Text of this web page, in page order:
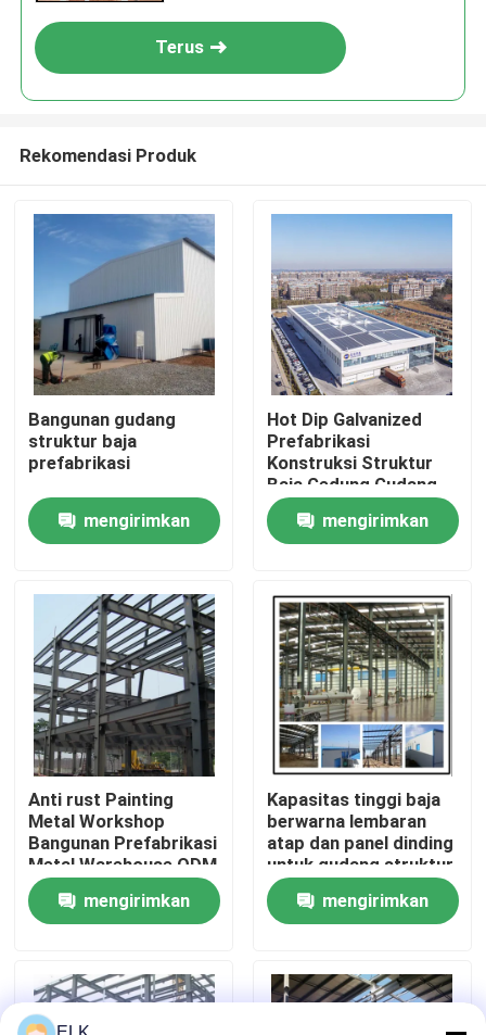
Produk
Tentang Kami
Tur Pabrik
Kontrol Kualitas
Hubungi Kami
Berita
Kasus-kasus
Gudang Struktur Baja
Terus
Rekomendasi Produk
Bangunan gudang
struktur baja
prefabrikasi
mengirimkan
Hot Dip Galvanized
Prefabrikasi
Konstruksi Struktur
Baja Gedung Gudang
mengirimkan
Anti rust Painting
Metal Workshop
Bangunan Prefabrikasi
Metal Warehouse ODM
mengirimkan
Kapasitas tinggi baja
berwarna lembaran
atap dan panel dinding
untuk gudang struktur
baja
mengirimkan